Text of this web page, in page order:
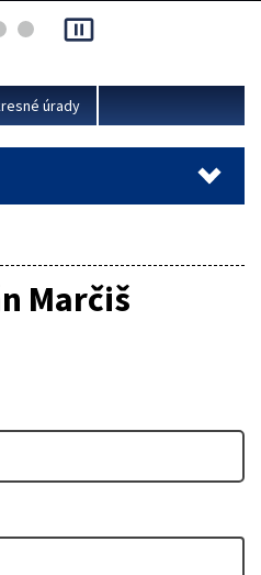
a Ministerstva vnútra SR.
pause_presentation
úrady
Marčiš